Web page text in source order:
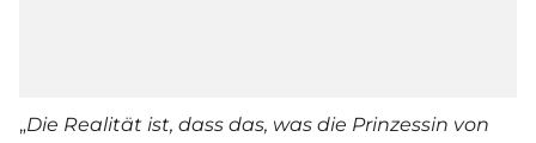
„Die Realität ist, dass das, was die Prinzessin von